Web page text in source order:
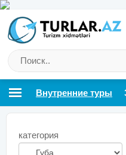
Внутренние туры
категория